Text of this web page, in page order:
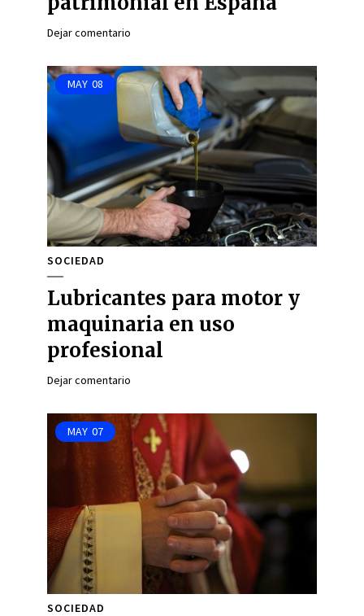
Dejar comentario
MAY 08
SOCIEDAD
Lubricantes para motor y
maquinaria en uso
profesional
Dejar comentario
MAY 07
SOCIEDAD